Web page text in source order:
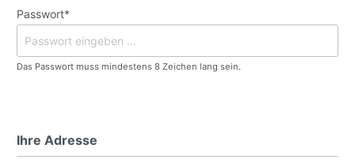
Passwort*
Das Passwort muss mindestens 8 Zeichen lang sein.
Ihre Adresse